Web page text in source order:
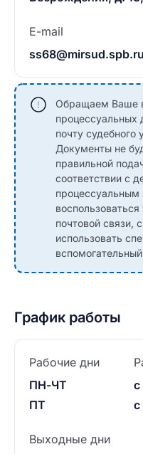
E-mail
ss68@mirsud.spb.ru
Обращаем Ваше
процессуальных
почту судебного
Документы не
правильной
соответствии с
процессуальным
почтовой связи,
использовать
График работы
Рабочие дни
ПН-ЧТ
ПТ
с
с
Выходные дни